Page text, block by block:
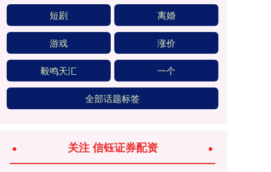
短剧 离婚
游戏 涨价
毅鸣天汇 一个
全部话题标签
关注 信钰证券配资